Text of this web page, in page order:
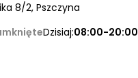
8/2, Pszczyna
Dzisiaj:08:00-20:00